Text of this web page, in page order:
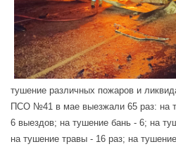
тушение различных пожаров и
ПСО №41 в мае выезжали 65 раз: на
6 выездов; на тушение бань - 6; на
на тушение травы - 16 раз; на